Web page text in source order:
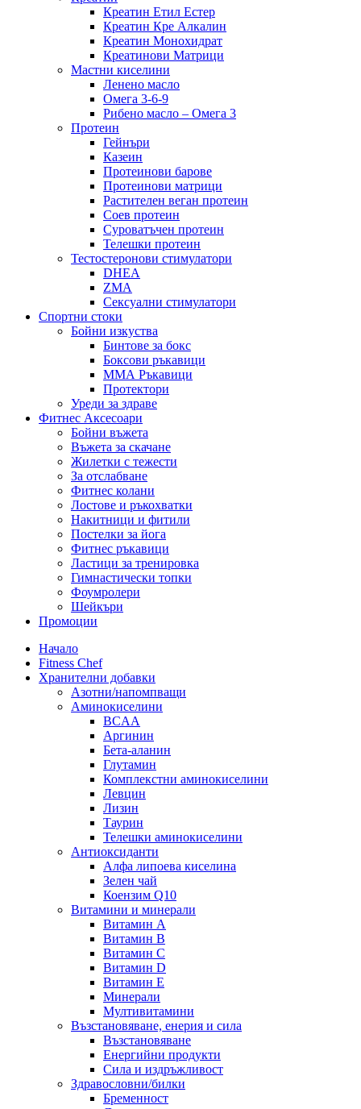
Креатин Етил Естер
Креатин Кре Алкалин
Креатин Монохидрат
Креатинови Матрици
Мастни киселини
Ленено масло
Омега 3-6-9
Рибено масло – Омега 3
Протеин
Гейнъри
Казеин
Протеинови барове
Протеинови матрици
Растителен веган протеин
Соев протеин
Суроватъчен протеин
Телешки протеин
Тестостеронови стимулатори
DHEA
ZMA
Сексуални стимулатори
Спортни стоки
Бойни изкуства
Бинтове за бокс
Боксови ръкавици
ММА Ръкавици
Протектори
Уреди за здраве
Фитнес Аксесоари
Бойни въжета
Въжета за скачане
Жилетки с тежести
За отслабване
Фитнес колани
Лостове и ръкохватки
Накитници и фитили
Постелки за йога
Фитнес ръкавици
Ластици за тренировка
Гимнастически топки
Фоумролери
Шейкъри
Промоции
Начало
Fitness Chef
Хранителни добавки
Азотни/напомпващи
Аминокиселини
BCAA
Аргинин
Бета-аланин
Глутамин
Комплекстни аминокиселини
Левцин
Лизин
Таурин
Телешки аминокиселини
Антиоксиданти
Алфа липоева киселина
Зелен чай
Коензим Q10
Витамини и минерали
Витамин А
Витамин B
Витамин C
Витамин D
Витамин E
Минерали
Мултивитамини
Възстановяване, енерия и сила
Възстановяване
Енергийни продукти
Сила и издръжливост
Здравословни/билки
Бременност